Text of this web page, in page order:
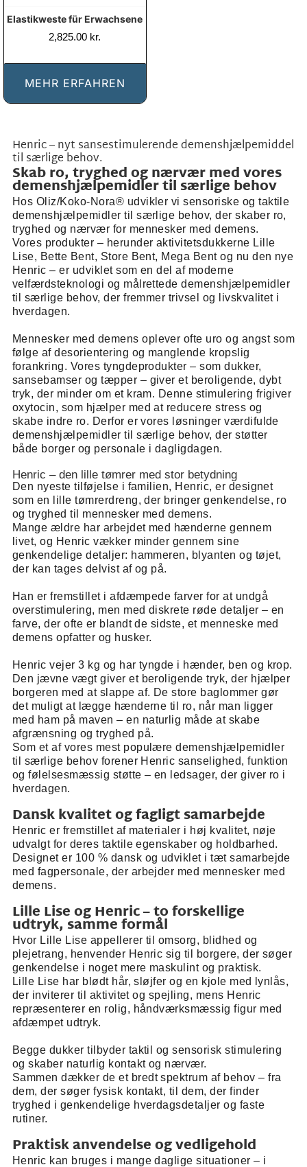
Elastikweste für Erwachsene
2,825.00 kr.
MEHR ERFAHREN
Henric – nyt sansestimulerende demenshjælpemiddel
til særlige behov.
Skab ro, tryghed og nærvær med vores
demenshjælpemidler til særlige behov
Hos Oliz/Koko-Nora® udvikler vi sensoriske og taktile
demenshjælpemidler til særlige behov, der skaber ro,
tryghed og nærvær for mennesker med demens.
Vores produkter – herunder aktivitetsdukkerne Lille
Lise, Bette Bent, Store Bent, Mega Bent og nu den nye
Henric – er udviklet som en del af moderne
velfærdsteknologi og målrettede demenshjælpemidler
til særlige behov, der fremmer trivsel og livskvalitet i
hverdagen.
Mennesker med demens oplever ofte uro og angst som
følge af desorientering og manglende kropslig
forankring. Vores tyngdeprodukter – som dukker,
sansebamser og tæpper – giver et beroligende, dybt
tryk, der minder om et kram. Denne stimulering frigiver
oxytocin, som hjælper med at reducere stress og
skabe indre ro. Derfor er vores løsninger værdifulde
demenshjælpemidler til særlige behov, der støtter
både borger og personale i dagligdagen.
Henric – den lille tømrer med stor betydning
Den nyeste tilføjelse i familien, Henric, er designet
som en lille tømrerdreng, der bringer genkendelse, ro
og tryghed til mennesker med demens.
Mange ældre har arbejdet med hænderne gennem
livet, og Henric vækker minder gennem sine
genkendelige detaljer: hammeren, blyanten og tøjet,
der kan tages delvist af og på.
Han er fremstillet i afdæmpede farver for at undgå
overstimulering, men med diskrete røde detaljer – en
farve, der ofte er blandt de sidste, et menneske med
demens opfatter og husker.
Henric vejer 3 kg og har tyngde i hænder, ben og krop.
Den jævne vægt giver et beroligende tryk, der hjælper
borgeren med at slappe af. De store baglommer gør
det muligt at lægge hænderne til ro, når man ligger
med ham på maven – en naturlig måde at skabe
afgrænsning og tryghed på.
Som et af vores mest populære demenshjælpemidler
til særlige behov forener Henric sanselighed, funktion
og følelsesmæssig støtte – en ledsager, der giver ro i
hverdagen.
Dansk kvalitet og fagligt samarbejde
Henric er fremstillet af materialer i høj kvalitet, nøje
udvalgt for deres taktile egenskaber og holdbarhed.
Designet er 100 % dansk og udviklet i tæt samarbejde
med fagpersonale, der arbejder med mennesker med
demens.
Lille Lise og Henric – to forskellige
udtryk, samme formål
Hvor Lille Lise appellerer til omsorg, blidhed og
plejetrang, henvender Henric sig til borgere, der søger
genkendelse i noget mere maskulint og praktisk.
Lille Lise har blødt hår, sløjfer og en kjole med lynlås,
der inviterer til aktivitet og spejling, mens Henric
repræsenterer en rolig, håndværksmæssig figur med
afdæmpet udtryk.
Begge dukker tilbyder taktil og sensorisk stimulering
og skaber naturlig kontakt og nærvær.
Sammen dækker de et bredt spektrum af behov – fra
dem, der søger fysisk kontakt, til dem, der finder
tryghed i genkendelige hverdagsdetaljer og faste
rutiner.
Praktisk anvendelse og vedligehold
Henric kan bruges i mange daglige situationer – i